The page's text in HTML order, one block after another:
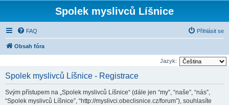
Spolek myslivců Líšnice
FAQ Přihlásit se
Obsah fóra
Jazyk:
Spolek myslivců Líšnice - Registrace
Svým přístupem na „Spolek myslivců Líšnice“ (dále jen “my”, “naše”, “nás”,
“Spolek myslivců Líšnice”, “http://myslivci.obeclisnice.cz/forum”), souhlasíte